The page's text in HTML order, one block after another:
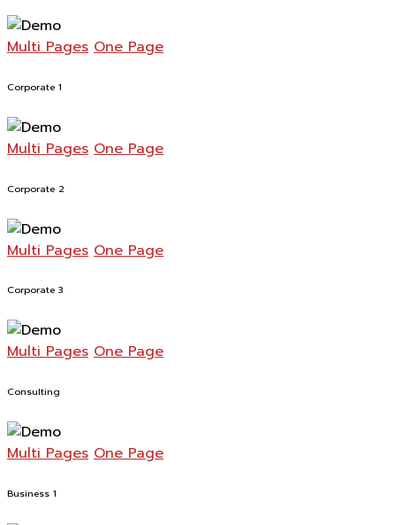
Multi Pages One Page
Corporate 1
Multi Pages One Page
Corporate 2
Multi Pages One Page
Corporate 3
Multi Pages One Page
Consulting
Multi Pages One Page
Business 1